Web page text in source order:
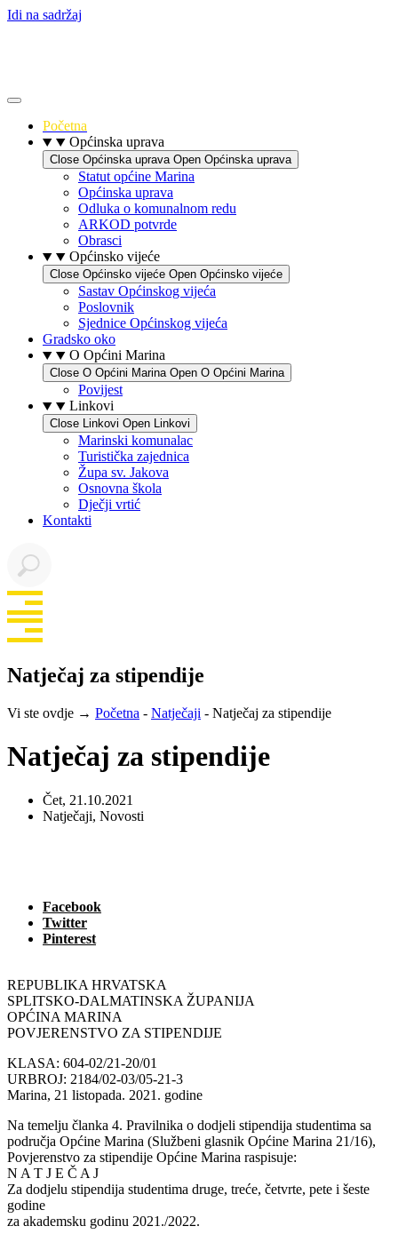
Idi na sadržaj
Početna
Općinska uprava
Close Općinska uprava Open Općinska uprava
Statut općine Marina
Općinska uprava
Odluka o komunalnom redu
ARKOD potvrde
Obrasci
Općinsko vijeće
Close Općinsko vijeće Open Općinsko vijeće
Sastav Općinskog vijeća
Poslovnik
Sjednice Općinskog vijeća
Gradsko oko
O Općini Marina
Close O Općini Marina Open O Općini Marina
Povijest
Linkovi
Close Linkovi Open Linkovi
Marinski komunalac
Turistička zajednica
Župa sv. Jakova
Osnovna škola
Dječji vrtić
Kontakti
Natječaj za stipendije
Vi ste ovdje → Početna - Natječaji - Natječaj za stipendije
Natječaj za stipendije
Čet, 21.10.2021
Natječaji, Novosti
Facebook
Twitter
Pinterest
REPUBLIKA HRVATSKA
SPLITSKO-DALMATINSKA ŽUPANIJA
OPĆINA MARINA
POVJERENSTVO ZA STIPENDIJE
KLASA: 604-02/21-20/01
URBROJ: 2184/02-03/05-21-3
Marina, 21 listopada. 2021. godine
Na temelju članka 4. Pravilnika o dodjeli stipendija studentima sa
područja Općine Marina (Službeni glasnik Općine Marina 21/16),
Povjerenstvo za stipendije Općine Marina raspisuje:
N A T J E Č A J
Za dodjelu stipendija studentima druge, treće, četvrte, pete i šeste
godine
za akademsku godinu 2021./2022.